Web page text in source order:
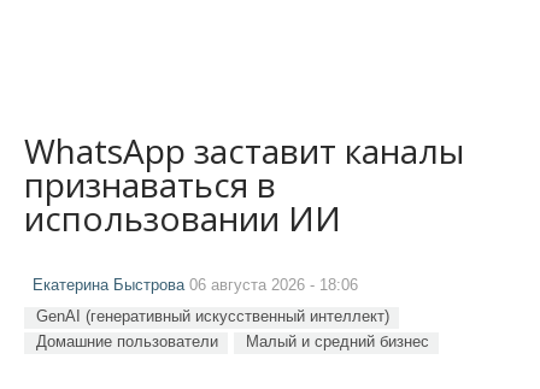
WhatsApp заставит каналы
признаваться в
использовании ИИ
Екатерина Быстрова06 августа 2026 - 18:06
GenAI (генеративный искусственный интеллект)
Домашние пользователи
Малый и средний бизнес